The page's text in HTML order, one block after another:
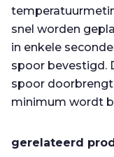
snel worden
in enkele
spoor bevestigd.
spoor
minimum wordt
gerelateerd